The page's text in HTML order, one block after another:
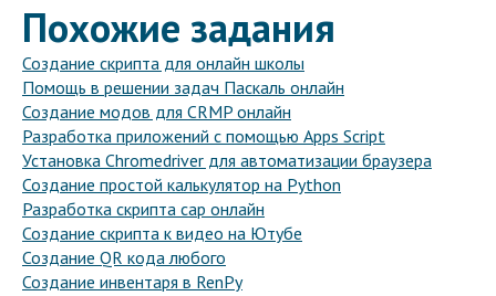
Похожие задания
Создание скрипта для онлайн школы
Помощь в решении задач Паскаль онлайн
Создание модов для CRMP онлайн
Разработка приложений с помощью Apps Script
Установка Chromedriver для автоматизации браузера
Создание простой калькулятор на Python
Разработка скрипта сар онлайн
Создание скрипта к видео на Ютубе
Создание QR кода любого
Создание инвентаря в RenPy